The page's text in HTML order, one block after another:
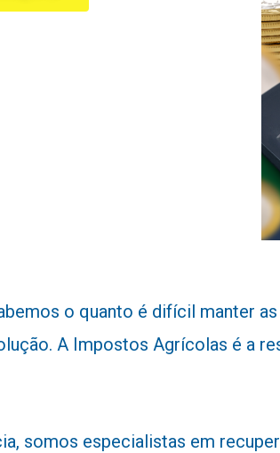
o quanto é difícil manter
A Impostos Agrícolas é a
somos especialistas em